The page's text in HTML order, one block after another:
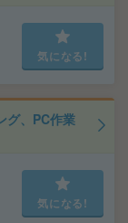
気になる!
グ、PC作業
気になる!